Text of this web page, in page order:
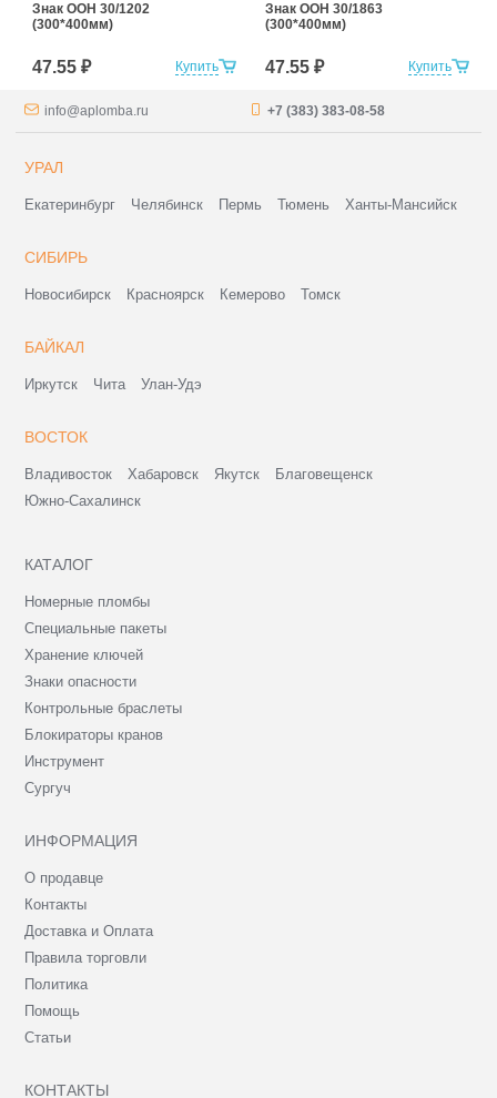
Купить
Знак ООН 30/1202
(300*400мм)
47.55 ₽ Купить
Знак ООН 30/1863
(300*400мм)
47.55 ₽
info@aplomba.ru +7 (383) 383-08-58
УРАЛ
Екатеринбург Челябинск Пермь Тюмень Ханты-Мансийск
СИБИРЬ
Новосибирск Красноярск Кемерово Томск
БАЙКАЛ
Иркутск Чита Улан-Удэ
ВОСТОК
Владивосток Хабаровск Якутск
Благовещенск
Южно-Сахалинск
КАТАЛОГ
Номерные пломбы
Специальные пакеты
Хранение ключей
Знаки опасности
Контрольные браслеты
Блокираторы кранов
Инструмент
Сургуч
ИНФОРМАЦИЯ
О продавце
Контакты
Доставка и Оплата
Правила торговли
Политика
Помощь
Статьи
КОНТАКТЫ